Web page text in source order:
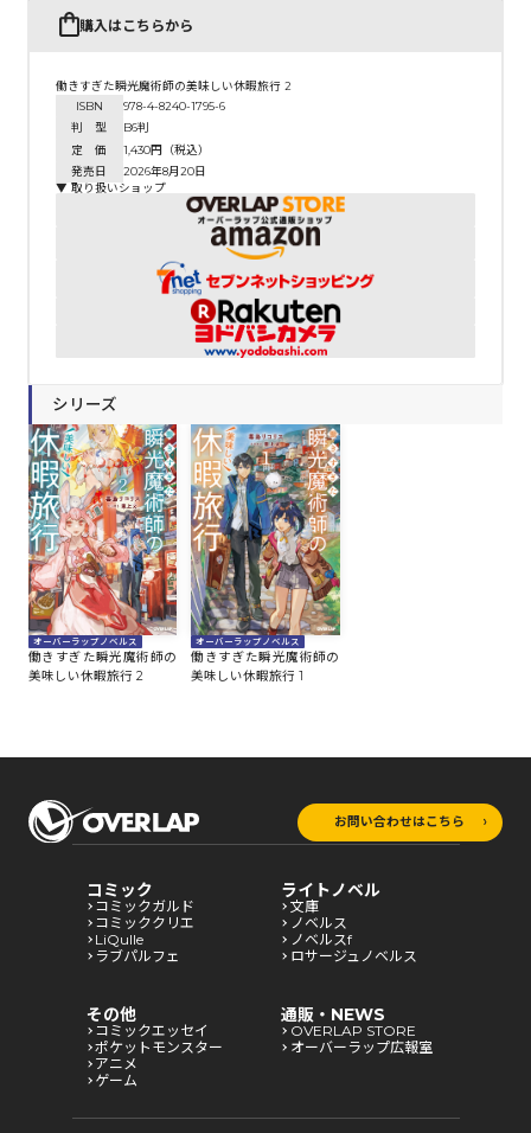
購入はこちらから
働きすぎた瞬光魔術師の美味しい休暇旅行 2
ISBN
978-4-8240-1795-6
判 型
B6判
定 価
1,430円（税込）
発売日
2026年8月20日
▼ 取り扱いショップ
シリーズ
オーバーラップノベルス
働きすぎた瞬光魔術師の
美味しい休暇旅行 2
オーバーラップノベルス
働きすぎた瞬光魔術師の
美味しい休暇旅行 1
お問い合わせはこちら
コミック
コミックガルド
コミッククリエ
LiQulle
ラブパルフェ
ライトノベル
文庫
ノベルス
ノベルスf
ロサージュノベルス
その他
コミックエッセイ
ポケットモンスター
アニメ
ゲーム
通販・NEWS
OVERLAP STORE
オーバーラップ広報室